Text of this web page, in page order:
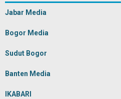
Jabar Media
Bogor Media
Sudut Bogor
Banten Media
IKABARI